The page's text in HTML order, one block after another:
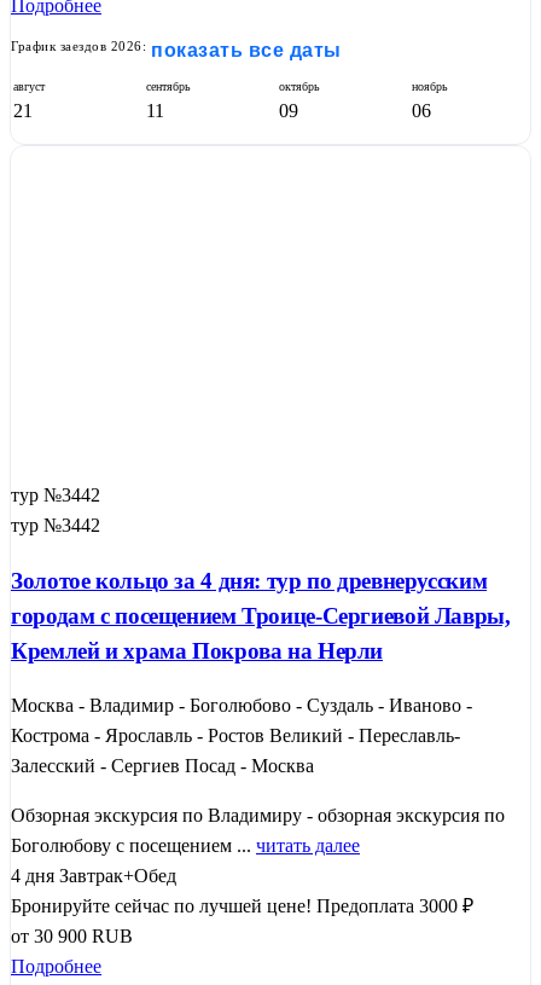
Подробнее
График заездов 2026: показать все даты
август
21
сентябрь
11
октябрь
09
ноябрь
06
тур №3442
тур №3442
Золотое кольцо за 4 дня: тур по древнерусским
городам с посещением Троице-Сергиевой Лавры,
Кремлей и храма Покрова на Нерли
Москва - Владимир - Боголюбово - Суздаль - Иваново -
Кострома - Ярославль - Ростов Великий - Переславль-
Залесский - Сергиев Посад - Москва
Обзорная экскурсия по Владимиру - обзорная экскурсия по
Боголюбову с посещением ... читать далее
4 дня Завтрак+Обед
Бронируйте сейчас по лучшей цене! Предоплата 3000 ₽
от 30 900 RUB
Подробнее